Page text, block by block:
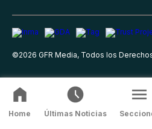
©2026 GFR Media, Todos los
Home Últimas Noticias